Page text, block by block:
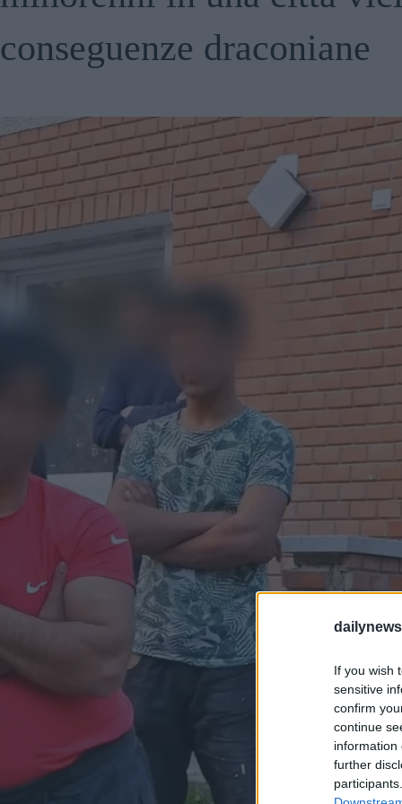
If you wish
sensitive
confirm
continue
information
further
conseguenze draconiane